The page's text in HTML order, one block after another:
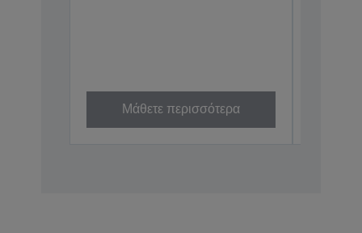
Μάθετε περισσότερα